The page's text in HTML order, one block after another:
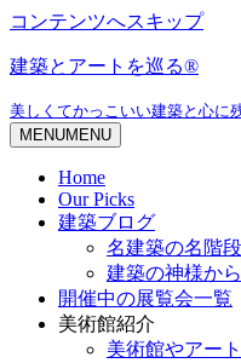
コンテンツへスキップ
建築とアートを巡る®
美しくてかっこいい建築と心に
MENUMENU
Home
Our Picks
建築ブログ
名建築の名階
建築の神様か
開催中の展覧会一覧
美術館紹介
美術館やアー